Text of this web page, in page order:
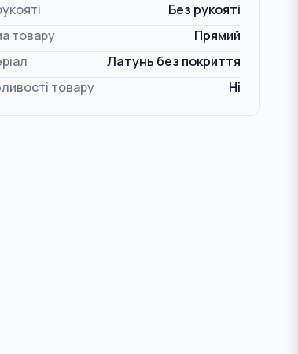
Без рукояті
товару
Прямий
Латунь без покриття
товару
Ні